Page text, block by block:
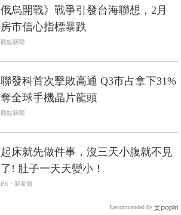
俄烏開戰》戰爭引發台海聯想，2月
房市信心指標暴跌
觀點新聞
聯發科首次擊敗高通 Q3市占拿下31%
奪全球手機晶片龍頭
觀點新聞
起床就先做件事，沒三天小腹就不見
了! 肚子一天天變小！
PR・新素簡
Recommended by